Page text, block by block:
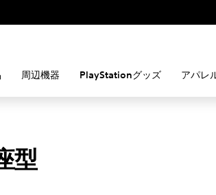
周辺機器 PlayStationグッズ アパレ
型